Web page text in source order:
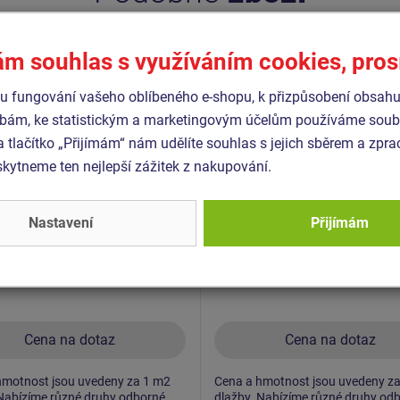
PR-3010G-15
dlažba 1000x1000x30
15 mm, zelená, 0,6m)
Cena na dotaz
jsou uvedeny za 1 m2
Produkt - DP-PR-3010R-15
Pryžová dlažba
mm (rastr 15 mm,
0.6m)
Cena na dotaz
Cena a hmotnost jsou uvedeny
souhlas s využíváním cookies,
fungování vašeho oblíbeného e-shopu, k přizpůsobení
ke statistickým a marketingovým účelům používáme
tlačítko „Přijímám“ nám udělíte souhlas s jejich sběrem a
ten nejlepší zážitek z nakupování.
Nastavení Přijímám